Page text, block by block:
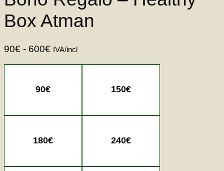
Box Atman
90€ - 600€Rango
90€
600€
IVA/incl
90€ 150€
180€ 240€